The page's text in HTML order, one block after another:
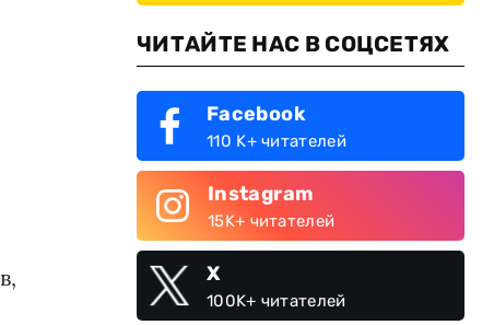
ЧИТАЙТЕ НАС В СОЦСЕТЯХ
Facebook
110 K+ читателей
Instagram
15K+ читателей
X
100K+ читателей